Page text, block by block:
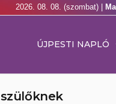
2026. 08. 08. (szombat) |
ÚJPESTI NAPLÓ